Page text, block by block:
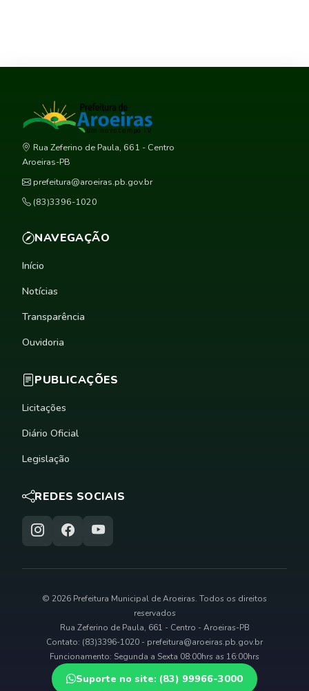
Rua Zeferino de Paula, 661 - Centro
Aroeiras-PB
prefeitura@aroeiras.pb.gov.br
(83)3396-1020
NAVEGAÇÃO
Início
Notícias
Transparência
Ouvidoria
PUBLICAÇÕES
Licitações
Diário Oficial
Legislação
REDES SOCIAIS
© 2026 Prefeitura Municipal de Aroeiras. Todos os direitos
reservados
Rua Zeferino de Paula, 661 - Centro - Aroeiras-PB
Contato: (83)3396-1020 - prefeitura@aroeiras.pb.gov.br
Funcionamento: Segunda a Sexta 08:00hrs as 16:00hrs
Suporte no site: (83) 99966-3000